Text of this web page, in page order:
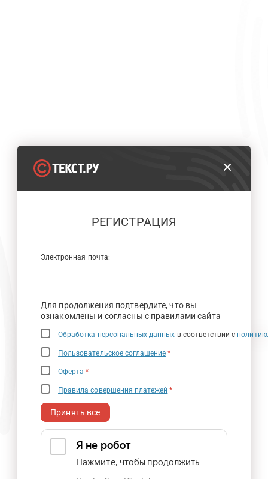
РЕГИСТРАЦИЯ
Электронная почта:
Для продолжения подтвердите, что вы
ознакомлены и согласны с правилами сайта
Обработка персональных данных в соответствии с
Пользовательское соглашение *
Оферта *
Правила совершения платежей *
Принять все